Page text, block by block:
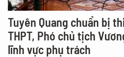
Tuyên Quang chuẩn bị
THPT, Phó chủ tịch
lĩnh vực phụ trách